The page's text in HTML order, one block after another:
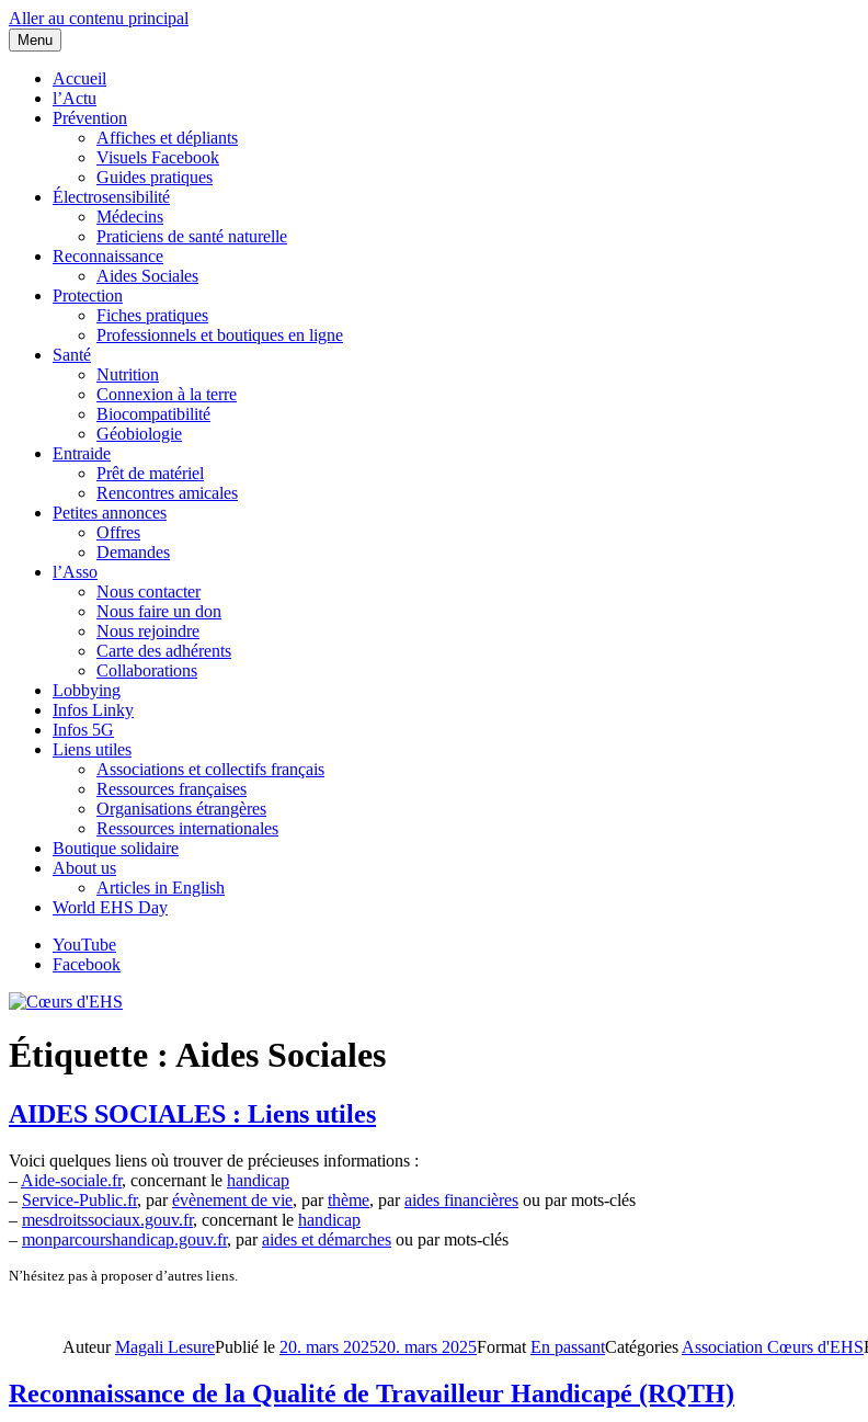
Aller au contenu principal
Cœurs d'EHS
Association d'Êtres Humains Sensibles et Solidaires pour une entraide collaborative.
Menu
Accueil
l’Actu
Prévention
Affiches et dépliants
Visuels Facebook
Guides pratiques
Électrosensibilité
Médecins
Praticiens de santé naturelle
Reconnaissance
Aides Sociales
Protection
Fiches pratiques
Professionnels et boutiques en ligne
Santé
Nutrition
Connexion à la terre
Biocompatibilité
Géobiologie
Entraide
Prêt de matériel
Rencontres amicales
Petites annonces
Offres
Demandes
l’Asso
Nous contacter
Nous faire un don
Nous rejoindre
Carte des adhérents
Collaborations
Lobbying
Infos Linky
Infos 5G
Liens utiles
Associations et collectifs français
Ressources françaises
Organisations étrangères
Ressources internationales
Boutique solidaire
About us
Articles in English
World EHS Day
YouTube
Facebook
Étiquette : Aides Sociales
AIDES SOCIALES : Liens utiles
Voici quelques liens où trouver de précieuses informations :
– Aide-sociale.fr, concernant le handicap
– Service-Public.fr, parévènement de vie, parthème, paraides financières ou par mots-clés
– mesdroitssociaux.gouv.fr, concernant le handicap
– monparcourshandicap.gouv.fr, paraides et démarches ou par mots-clés
N’hésitez pas à proposer d’autres liens.
AuteurMagali LesurePublié le 20. mars 202520. mars 2025Format En passantCatégories Association Cœurs d'EHS
Reconnaissance de la Qualité de Travailleur Handicapé (RQTH)